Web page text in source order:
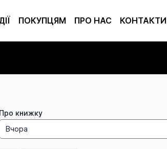
ПОКУПЦЯМ ПРО НАС КОНТАКТИ
Про книжку